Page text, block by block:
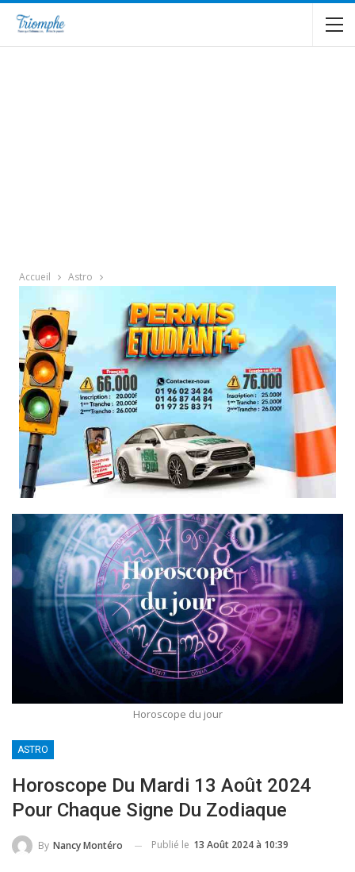
Accueil Astro
Horoscope du jour
ASTRO
Horoscope Du Mardi 13 Août 2024
Pour Chaque Signe Du Zodiaque
By Nancy Montéro Publié le 13 Août 2024 à 10:39